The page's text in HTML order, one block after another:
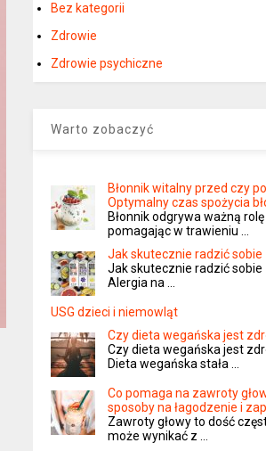
Bez kategorii
Zdrowie
Zdrowie psychiczne
Warto zobaczyć
Błonnik witalny przed czy
Optymalny czas spożycia
Błonnik odgrywa ważną
pomagając w trawieniu …
Jak skutecznie radzić sobie
Jak skutecznie radzić sobie
Alergia na …
USG dzieci i niemowląt
Czy dieta wegańska jest
Czy dieta wegańska jest
Dieta wegańska stała …
Co pomaga na zawroty
sposoby na łagodzenie i
Zawroty głowy to dość
może wynikać z …